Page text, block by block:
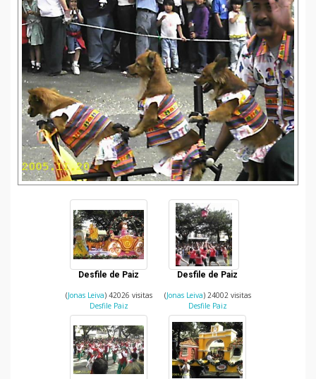
Desfile de Paiz
(Jonas Leiva) 42026 visitas
Desfile Paiz
Desfile de Paiz
(Jonas Leiva) 24002 visitas
Desfile Paiz